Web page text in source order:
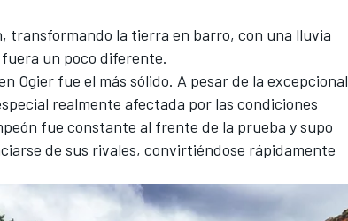
transformando la tierra en barro, con una lluvia
un poco diferente.
Ogier fue el más sólido. A pesar de la excepcional
realmente afectada por las condiciones
fue constante al frente de la prueba y supo
de sus rivales, convirtiéndose rápidamente